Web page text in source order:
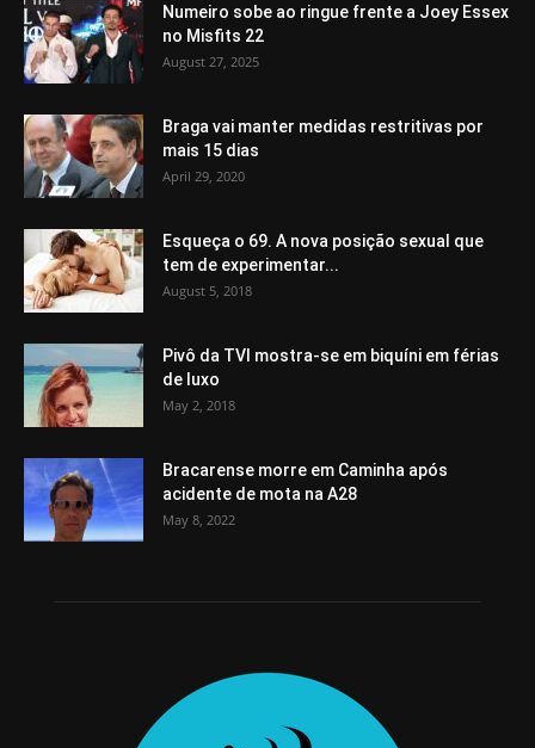
Numeiro sobe ao ringue frente a Joey Essex
no Misfits 22
August 27, 2025
Braga vai manter medidas restritivas por
mais 15 dias
April 29, 2020
Esqueça o 69. A nova posição sexual que
tem de experimentar...
August 5, 2018
Pivô da TVI mostra-se em biquíni em férias
de luxo
May 2, 2018
Bracarense morre em Caminha após
acidente de mota na A28
May 8, 2022